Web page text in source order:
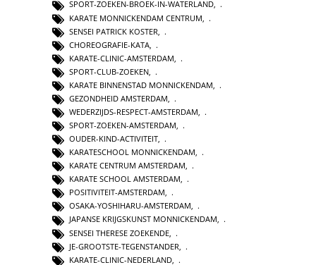
SPORT-ZOEKEN-BROEK-IN-WATERLAND,
KARATE MONNICKENDAM CENTRUM
SENSEI PATRICK KOSTER
CHOREOGRAFIE-KATA
KARATE-CLINIC-AMSTERDAM
SPORT-CLUB-ZOEKEN
KARATE BINNENSTAD MONNICKENDAM
GEZONDHEID AMSTERDAM
WEDERZIJDS-RESPECT-AMSTERDAM
SPORT-ZOEKEN-AMSTERDAM,
OUDER-KIND-ACTIVITEIT,
KARATESCHOOL MONNICKENDAM,
KARATE CENTRUM AMSTERDAM,
KARATE SCHOOL AMSTERDAM,
POSITIVITEIT-AMSTERDAM,
OSAKA-YOSHIHARU-AMSTERDAM,
JAPANSE KRIJGSKUNST MONNICKENDAM,
SENSEI THERESE ZOEKENDE
JE-GROOTSTE-TEGENSTANDER
KARATE-CLINIC-NEDERLAND